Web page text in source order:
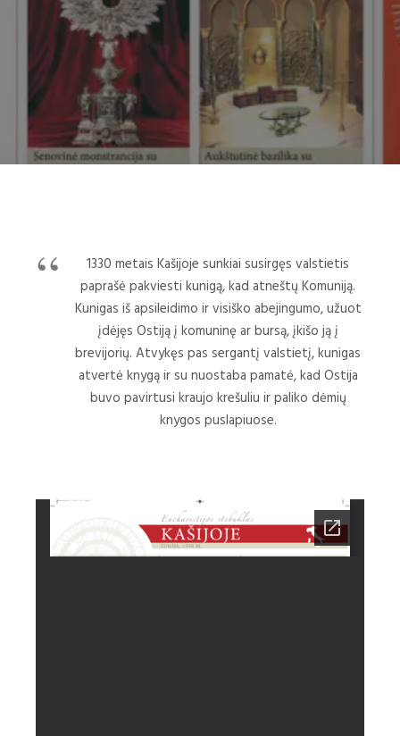
1330 metais Kašijoje sunkiai susirgęs valstietis
paprašė pakviesti kunigą, kad atneštų Komuniją.
Kunigas iš apsileidimo ir visiško abejingumo, užuot
įdėjęs Ostiją į komuninę ar bursą, įkišo ją į
brevijorių. Atvykęs pas sergantį valstietį, kunigas
atvertė knygą ir su nuostaba pamatė, kad Ostija
buvo pavirtusi kraujo krešuliu ir paliko dėmių
knygos puslapiuose.